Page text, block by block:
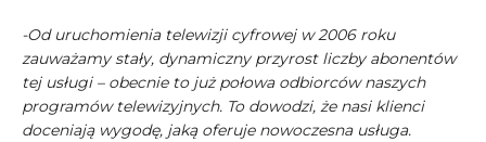
-Od uruchomienia telewizji cyfrowej w 2006 roku
zauważamy stały, dynamiczny przyrost liczby abonentów
tej usługi – obecnie to już połowa odbiorców naszych
programów telewizyjnych. To dowodzi, że nasi klienci
doceniają wygodę, jaką oferuje nowoczesna usługa.